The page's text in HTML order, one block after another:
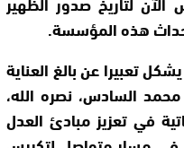
تعبيرا عن بالغ العناية
السادس، نصره الله،
في تعزيز مبادئ العدل